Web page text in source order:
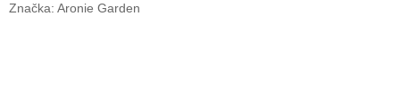
Značka: Aronie Garden